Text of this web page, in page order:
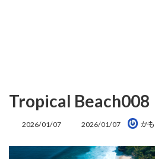
Tropical Beach008
2026/01/07
最
新
2026/01/07 か